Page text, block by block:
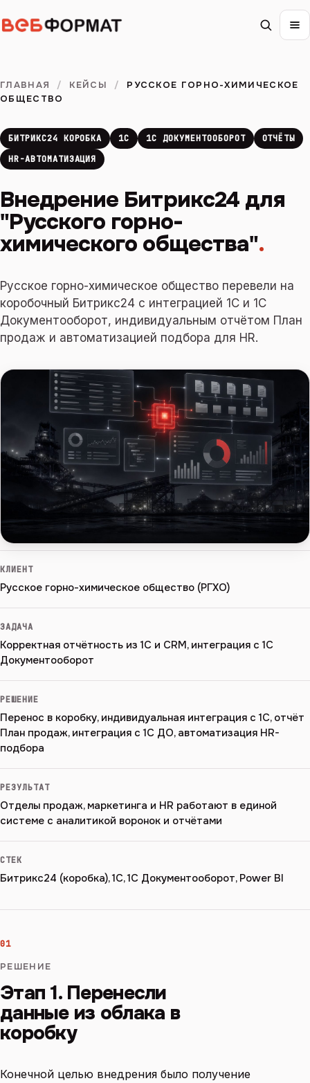
ГЛАВНАЯ / КЕЙСЫ /
РУССКОЕ ГОРНО-ХИМИЧЕСКОЕ
ОБЩЕСТВО
БИТРИКС24 КОРОБКА 1С 1С ДОКУМЕНТООБОРОТ
ОТЧЁТЫ
HR-АВТОМАТИЗАЦИЯ
Внедрение Битрикс24 для
"Русского горно-
химического общества".
Русское горно-химическое общество перевели на
коробочный Битрикс24 с интеграцией 1С и 1С
Документооборот, индивидуальным отчётом План
продаж и автоматизацией подбора для HR.
КЛИЕНТ
Русское горно-химическое общество (РГХО)
ЗАДАЧА
Корректная отчётность из 1С и CRM, интеграция с 1С
Документооборот
РЕШЕНИЕ
Перенос в коробку, индивидуальная интеграция с 1С, отчёт
План продаж, интеграция с 1С ДО, автоматизация HR-
подбора
РЕЗУЛЬТАТ
Отделы продаж, маркетинга и HR работают в единой
системе с аналитикой воронок и отчётами
СТЕК
Битрикс24 (коробка), 1С, 1С Документооборот, Power BI
01
РЕШЕНИЕ
Этап 1. Перенесли
данные из облака в
коробку
Конечной целью внедрения было получение